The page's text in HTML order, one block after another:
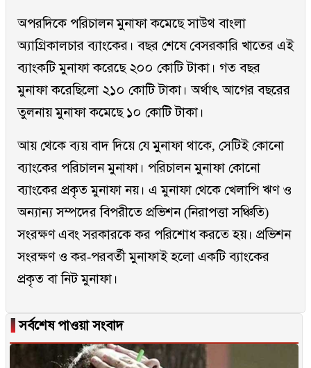
অপরদিকে পরিচালন মুনাফা কমেছে সাউথ বাংলা
অ্যাগ্রিকালচার ব্যাংকের। বছর শেষে বেসরকারি খাতের এই
ব্যাংকটি মুনাফা করেছে ২০০ কোটি টাকা। গত বছর
মুনাফা করেছিলো ২১০ কোটি টাকা। অর্থাৎ আগের বছরের
তুলনায় মুনাফা কমেছে ১০ কোটি টাকা।
আয় থেকে ব্যয় বাদ দিয়ে যে মুনাফা থাকে, সেটিই কোনো
ব্যাংকের পরিচালন মুনাফা। পরিচালন মুনাফা কোনো
ব্যাংকের প্রকৃত মুনাফা নয়। এ মুনাফা থেকে খেলাপি ঋণ ও
অন্যান্য সম্পদের বিপরীতে প্রভিশন (নিরাপত্তা সঞ্চিতি)
সংরক্ষণ এবং সরকারকে কর পরিশোধ করতে হয়। প্রভিশন
সংরক্ষণ ও কর-পরবর্তী মুনাফাই হলো একটি ব্যাংকের
প্রকৃত বা নিট মুনাফা।
▐সর্বশেষ পাওয়া সংবাদ